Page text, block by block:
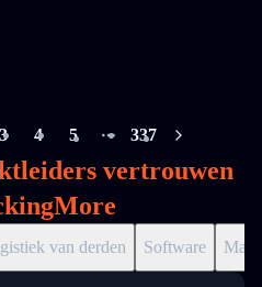
3 4 5
More pages
337
vertrouwen
van derden Software